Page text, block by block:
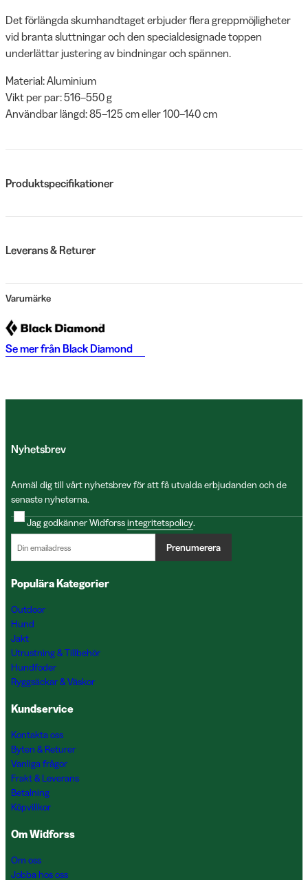
Det förlängda skumhandtaget erbjuder flera greppmöjligheter
vid branta sluttningar och den specialdesignade toppen
underlättar justering av bindningar och spännen.
Material: Aluminium
Vikt per par: 516–550 g
Användbar längd: 85–125 cm eller 100–140 cm
Produktspecifikationer
Leverans & Returer
Varumärke
Se mer från Black Diamond
Nyhetsbrev
Anmäl dig till vårt nyhetsbrev för att få utvalda erbjudanden och de
senaste nyheterna.
Jag godkänner Widforssintegritetspolicy.
Prenumerera
Populära Kategorier
Outdoor
Hund
Jakt
Utrustning & Tillbehör
Hundfoder
Ryggsäckar & Väskor
Kundservice
Kontakta oss
Byten & Returer
Vanliga frågor
Frakt & Leverans
Betalning
Köpvillkor
Om Widforss
Om oss
Jobba hos oss